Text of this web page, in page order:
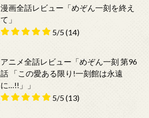
漫画全話レビュー「めぞん一刻を終え
て」
5/5(14)
アニメ全話レビュー「めぞん一刻 第96
話 「この愛ある限り!一刻館は永遠
に…!!」」
5/5(13)